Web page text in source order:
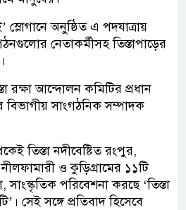
স্লোগানে অনুষ্ঠিত এ পদযাত্রায়
নেতাকর্মীসহ তিস্তাপাড়ের
রক্ষা আন্দোলন কমিটির প্রধান
সাংগঠনিক সম্পাদক
তিস্তা নদীবেষ্টিত রংপুর,
ও কুড়িগ্রামের ১১টি
সাংস্কৃতিক পরিবেশনা করছে ‘তিস্তা
সেই সঙ্গে প্রতিবাদ হিসেবে